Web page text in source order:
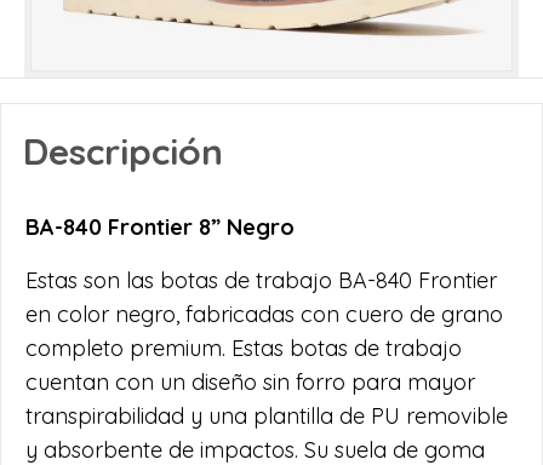
Descripción
BA-840 Frontier 8” Negro
Estas son las botas de trabajo BA-840 Frontier
en color negro, fabricadas con cuero de grano
completo premium. Estas botas de trabajo
cuentan con un diseño sin forro para mayor
transpirabilidad y una plantilla de PU removible
y absorbente de impactos. Su suela de goma